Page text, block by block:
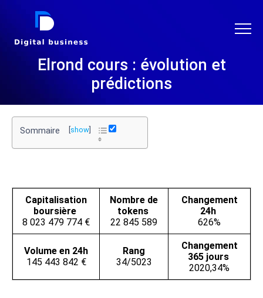
DIGITAL BUSINESS
Elrond cours : évolution et
prédictions
Sommaire show
Capitalisation
boursière
8 023 479 774 €
Nombre de
tokens
22 845 589
Changement
24h
626%
Volume en 24h
145 443 842 €
Rang
34/5023
Changement
365 jours
2020,34%